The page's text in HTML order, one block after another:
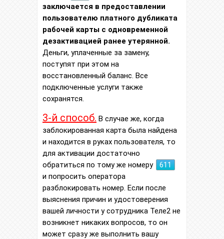
заключается в предоставлении
пользователю платного дубликата
рабочей карты с одновременной
дезактивацией ранее утерянной.
Деньги, уплаченные за замену,
поступят при этом на
восстановленный баланс. Все
подключенные услуги также
сохранятся.
3-й способ. В случае же, когда
заблокированная карта была найдена
и находится в руках пользователя, то
для активации достаточно
обратиться по тому же номеру
611
и попросить оператора
разблокировать номер. Если после
выяснения причин и удостоверения
вашей личности у сотрудника Теле2 не
возникнет никаких вопросов, то он
может сразу же выполнить вашу